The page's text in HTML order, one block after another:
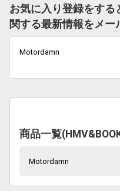
お気に入り登録をす
関する最新情報をメー
Motordamn
商品一覧
Motordamn